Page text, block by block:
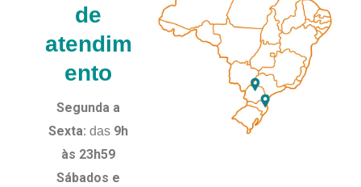
de
atendim
ento
Segunda a
Sexta: das 9h
às 23h59
Sábados e